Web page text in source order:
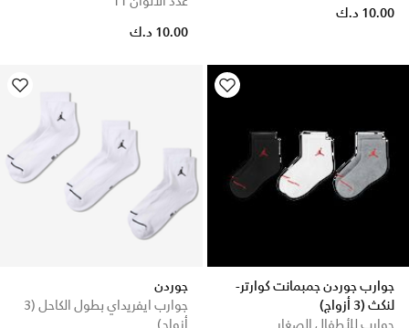
10.00 د.ك
10.00 د.ك
جوارب جوردن جمبمانت كوارتر-
لنكث (3 أزواج)
جوردن
جوارب ايفريداي بطول الكاحل (3